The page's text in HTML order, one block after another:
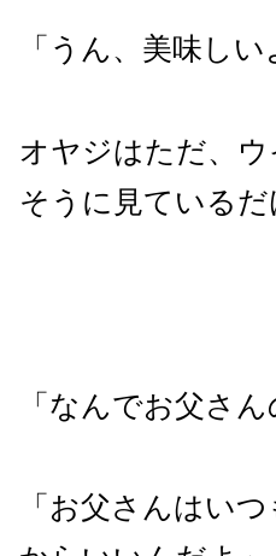
「うん、美味しい
オヤジはただ、
そうに見ているだ
「なんでお父さ
「お父さんはい